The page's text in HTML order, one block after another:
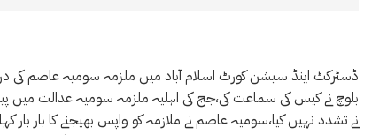
ڈسٹرکٹ اینڈ سیشن کورٹ اسلام آباد میں ملزمہ سومیہ عاصم
بلوچ نے کیس کی سماعت کی،جج کی اہلیہ ملزمہ سومیہ عدالت میں
نے تشدد نہیں کیا،سومیہ عاصم نے ملازمہ کو واپس بھیجنے کا بار